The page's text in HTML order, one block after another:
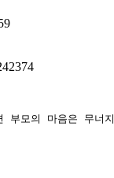
부모의 마음은 무너